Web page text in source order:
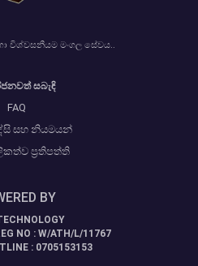
විශ්වසනීයම මංගල සේවය..
සබැඳි
FAQ
සහ නියමයන්
ප්‍රතිපත්ති
BY
NO : W/ATH/L/11767
: 0705153153